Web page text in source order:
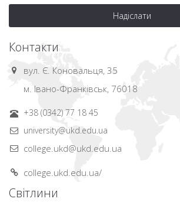
Надіслати
Контакти
вул. Є. Коновальця, 35
м. Івано-Франківськ, 76018
+38 (0342) 77 18 45
university@ukd.edu.ua
college.ukd@ukd.edu.ua
college.ukd.edu.ua/
Світлини